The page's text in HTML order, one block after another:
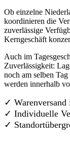
Ob einzelne
koordinieren die
zuverlässige
Kerngeschäft
Auch im
Zuverlässigkeit:
noch am selben
werden innerhalb
✓ Warenversand
✓ Individuelle
✓